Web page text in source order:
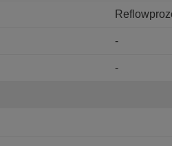
-
-